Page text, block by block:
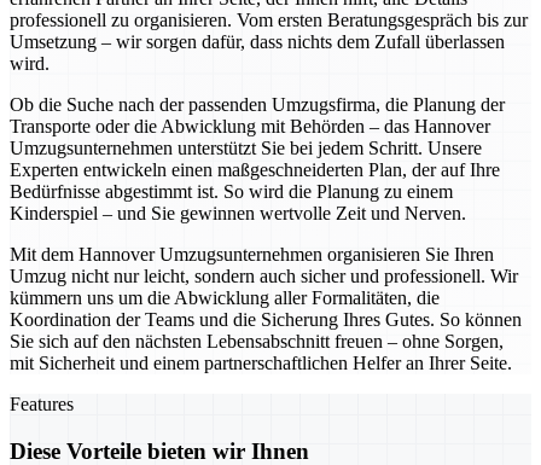
professionell zu organisieren. Vom ersten Beratungsgespräch bis zur
Umsetzung – wir sorgen dafür, dass nichts dem Zufall überlassen
wird.
Ob die Suche nach der passenden Umzugsfirma, die Planung der
Transporte oder die Abwicklung mit Behörden – das Hannover
Umzugsunternehmen unterstützt Sie bei jedem Schritt. Unsere
Experten entwickeln einen maßgeschneiderten Plan, der auf Ihre
Bedürfnisse abgestimmt ist. So wird die Planung zu einem
Kinderspiel – und Sie gewinnen wertvolle Zeit und Nerven.
Mit dem Hannover Umzugsunternehmen organisieren Sie Ihren
Umzug nicht nur leicht, sondern auch sicher und professionell. Wir
kümmern uns um die Abwicklung aller Formalitäten, die
Koordination der Teams und die Sicherung Ihres Gutes. So können
Sie sich auf den nächsten Lebensabschnitt freuen – ohne Sorgen,
mit Sicherheit und einem partnerschaftlichen Helfer an Ihrer Seite.
Features
Diese Vorteile bieten wir Ihnen